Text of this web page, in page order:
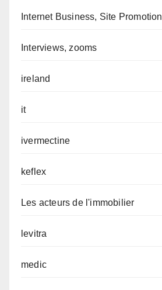
Internet Business, Site Promotion
Interviews, zooms
ireland
it
ivermectine
keflex
Les acteurs de l'immobilier
levitra
medic